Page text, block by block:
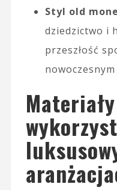
Styl old
dziedzictwo i
przeszłość
Materiały